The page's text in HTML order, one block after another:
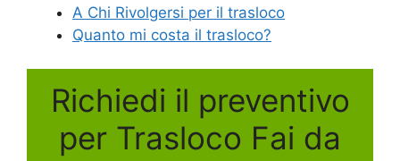
A Chi Rivolgersi per il trasloco
Quanto mi costa il trasloco?
Richiedi il preventivo
per Trasloco Fai da